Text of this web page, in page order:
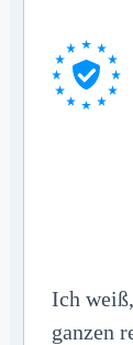
Ich
ganzen